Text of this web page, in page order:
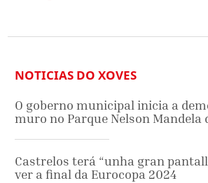
NOTICIAS DO XOVES
O goberno municipal inicia a
muro no Parque Nelson Mandela
Castrelos terá “unha gran
ver a final da Eurocopa 2024